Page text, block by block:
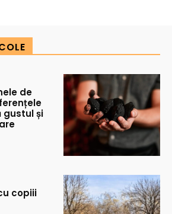
de
gustul și
copiii